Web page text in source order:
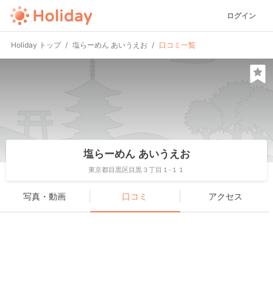
ログイン
Holiday トップ 塩らーめん あいうえお 口コミ一覧
塩らーめん あいうえお
東京都目黒区目黒３丁目１-１１
写真・動画 口コミ アクセス